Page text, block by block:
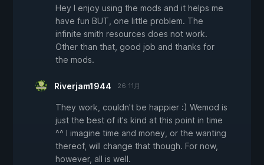
Hey I enjoy using the mods and it helps me
have fun BUT, one little problem. The
infinite smith resources does not work.
Other than that, good job and thanks for
the mods.
Riverjam1944 26 11月
They work, couldn't be happier :) Wemod is
just the best of it's kind at this point in time
^^ I imagine time and money, or the wanting
thereof, will change that though. For now,
however, all is well.